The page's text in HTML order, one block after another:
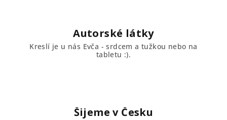
Autorské látky
Kreslí je u nás Evča - srdcem a tužkou nebo na
tabletu :).
Šijeme v Česku